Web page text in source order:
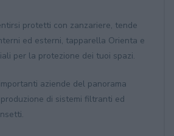
protetti con zanzariere, tende
ed esterni, tapparella Orienta e
per la protezione dei tuoi spazi.
aziende del panorama
di sistemi filtranti ed